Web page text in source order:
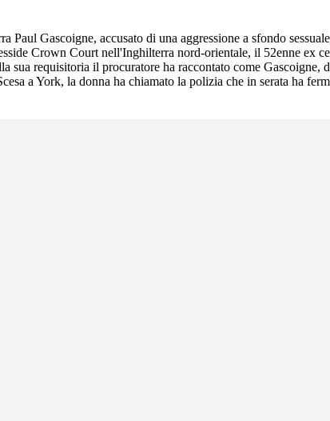
Gascoigne, accusato di una aggressione a sfondo
Crown Court nell'Inghilterra nord-orientale, il 52enne ex
sua requisitoria il procuratore ha raccontato come
a York, la donna ha chiamato la polizia che in serata ha